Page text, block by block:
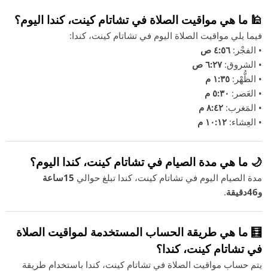
🕌 ما هي مواقيت الصلاة في تشاتام كينت، كندا اليوم؟
فيما يلي مواقيت الصلاة اليوم في تشاتام كينت، كندا:
• الفجْر: ٤:٥٦ ص
• الشروق:٦:٢٧ ص
• الظُّهْر: ١:٣٥ م
• العَصر: ٥:٣٠ م
• المَغرب: ٨:٤٢ م
• العِشاء: ١٠:١٢ م
🌙 ما هي مدة الصيام في تشاتام كينت، كندا اليوم؟
مدة الصيام اليوم في تشاتام كينت، كندا تبلغ حوالي
15ساعة
و46دقيقة
.
🧮 ما هي طريقة الحساب المستخدمة لمواقيت الصلاة
في تشاتام كينت، كندا؟
يتم حساب مواقيت الصلاة في تشاتام كينت، كندا باستخدام طريقة